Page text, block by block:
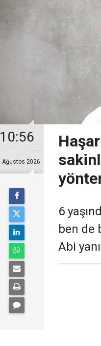
10:56
Ağustos 2026
6
ben de
Abi